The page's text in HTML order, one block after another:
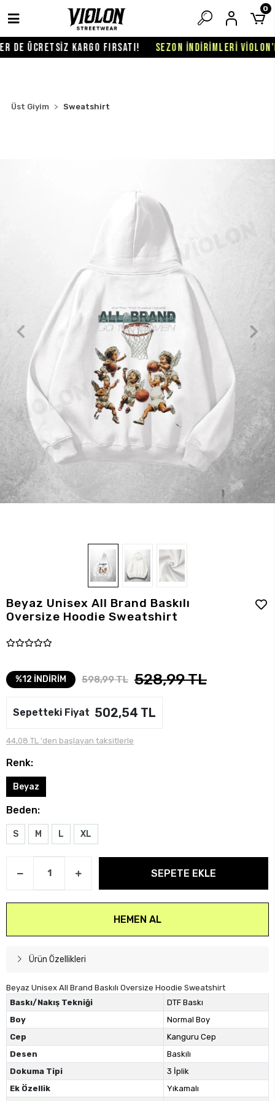
ÜCRETSİZ KARGO FIRSATI! SEZON İNDİRİMLERİ
0
Üst Giyim Sweatshirt
Beyaz Unisex All Brand Baskılı
Oversize Hoodie Sweatshirt
%12 İNDİRİM 598,99 TL 528,99 TL
Sepetteki Fiyat 502,54 TL
44,08 TL 'den başlayan taksitlerle
Renk:
Beyaz
Beden:
S M L XL
SEPETE EKLE
HEMEN AL
Ürün Özellikleri
Beyaz Unisex All Brand Baskılı Oversize Hoodie Sweatshirt
Baskı/Nakış Tekniği
DTF Baskı
Boy
Normal Boy
Cep
Kanguru Cep
Desen
Baskılı
Dokuma Tipi
3 İplik
Ek Özellik
Yıkamalı